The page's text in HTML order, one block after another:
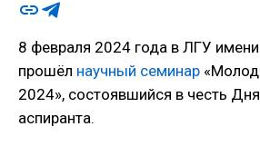
8 февраля 2024 года в ЛГУ
прошёл научный семинар
2024», состоявшийся в честь
аспиранта.